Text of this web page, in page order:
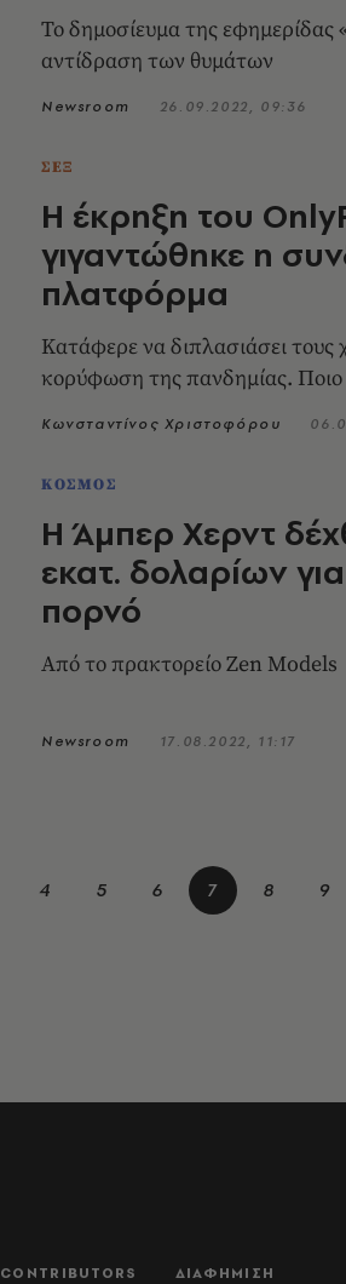
Το δημοσίευμα της
αντίδραση των θυμάτων
Newsroom 26.09.2022, 09:36
ΣΕΞ
Η έκρηξη του
γιγαντώθηκε η
πλατφόρμα
Κατάφερε να διπλασιάσει τους
κορύφωση της πανδημίας. Ποιο
Κωνσταντίνος Χριστοφόρου
ΚΟΣΜΟΣ
Η Άμπερ Χερντ
εκατ. δολαρίων
πορνό
Από το πρακτορείο Zen Models
Newsroom 17.08.2022, 11:17
4 5 6 7 8 9
CONTRIBUTORS ΔΙΑΦΗΜΙΣΗ